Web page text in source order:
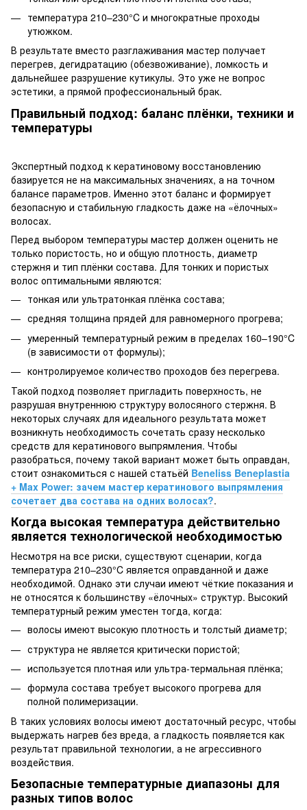
температура 210–230°C и многократные проходы
утюжком.
В результате вместо разглаживания мастер получает
перегрев, дегидратацию (обезвоживание), ломкость и
дальнейшее разрушение кутикулы. Это уже не вопрос
эстетики, а прямой профессиональный брак.
Правильный подход: баланс плёнки, техники и
температуры
Экспертный подход к кератиновому восстановлению
базируется не на максимальных значениях, а на точном
балансе параметров. Именно этот баланс и формирует
безопасную и стабильную гладкость даже на «ёлочных»
волосах.
Перед выбором температуры мастер должен оценить не
только пористость, но и общую плотность, диаметр
стержня и тип плёнки состава. Для тонких и пористых
волос оптимальными являются:
тонкая или ультратонкая плёнка состава;
средняя толщина прядей для равномерного прогрева;
умеренный температурный режим в пределах 160–190°C
(в зависимости от формулы);
контролируемое количество проходов без перегрева.
Такой подход позволяет пригладить поверхность, не
разрушая внутреннюю структуру волосяного стержня. В
некоторых случаях для идеального результата может
возникнуть необходимость сочетать сразу несколько
средств для кератинового выпрямления. Чтобы
разобраться, почему такой вариант может быть оправдан,
стоит ознакомиться с нашей статьёй Beneliss Beneplastia
+ Max Power: зачем мастер кератинового выпрямления
сочетает два состава на одних волосах?.
Когда высокая температура действительно
является технологической необходимостью
Несмотря на все риски, существуют сценарии, когда
температура 210–230°C является оправданной и даже
необходимой. Однако эти случаи имеют чёткие показания и
не относятся к большинству «ёлочных» структур. Высокий
температурный режим уместен тогда, когда:
волосы имеют высокую плотность и толстый диаметр;
структура не является критически пористой;
используется плотная или ультра-термальная плёнка;
формула состава требует высокого прогрева для
полной полимеризации.
В таких условиях волосы имеют достаточный ресурс, чтобы
выдержать нагрев без вреда, а гладкость появляется как
результат правильной технологии, а не агрессивного
воздействия.
Безопасные температурные диапазоны для
разных типов волос